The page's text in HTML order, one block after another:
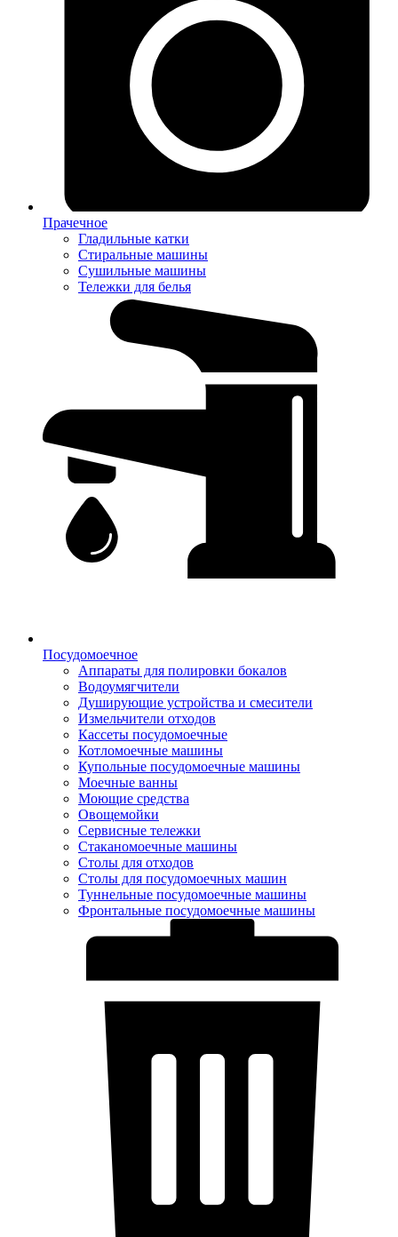
Прачечное
Гладильные катки
Стиральные машины
Сушильные машины
Тележки для белья
Посудомоечное
Аппараты для полировки бокалов
Водоумягчители
Душирующие устройства и смесители
Измельчители отходов
Кассеты посудомоечные
Котломоечные машины
Купольные посудомоечные машины
Моечные ванны
Моющие средства
Овощемойки
Сервисные тележки
Стаканомоечные машины
Столы для отходов
Столы для посудомоечных машин
Туннельные посудомоечные машины
Фронтальные посудомоечные машины